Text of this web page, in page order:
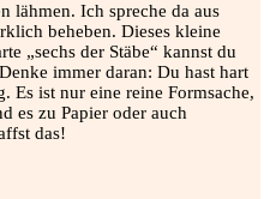
lähmen. Ich spreche da aus
beheben. Dieses kleine
„sechs der Stäbe“ kannst du
immer daran: Du hast hart
Es ist nur eine reine Formsache,
es zu Papier oder auch
das!